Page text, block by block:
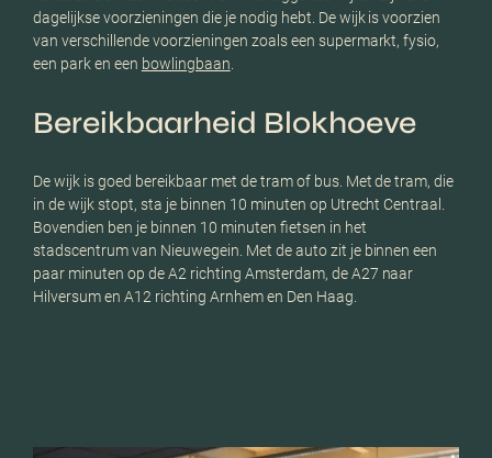
dagelijkse voorzieningen die je nodig hebt. De wijk is voorzien
van verschillende voorzieningen zoals een supermarkt, fysio,
een park en een bowlingbaan
Bereikbaarheid Blokhoeve
De wijk is goed bereikbaar met de tram of bus. Met de tram, die
in de wijk stopt, sta je binnen 10 minuten op Utrecht Centraal.
Bovendien ben je binnen 10 minuten fietsen in het
stadscentrum van Nieuwegein. Met de auto zit je binnen een
paar minuten op de A2 richting Amsterdam, de A27 naar
Hilversum en A12 richting Arnhem en Den Haag.